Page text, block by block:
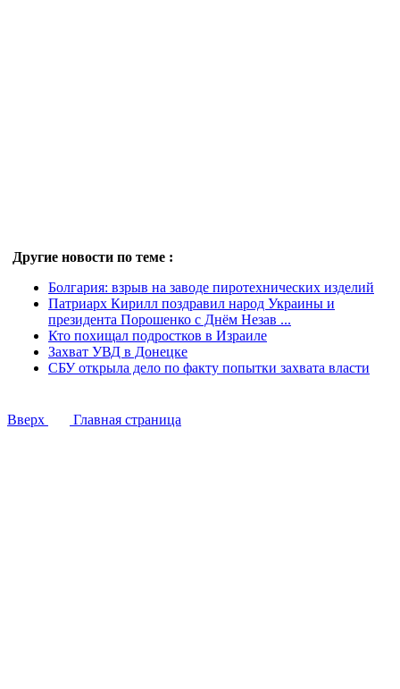
Другие новости по теме :
Болгария: взрыв на заводе пиротехнических изделий
Патриарх Кирилл поздравил народ Украины и
президента Порошенко с Днём Незав ...
Кто похищал подростков в Израиле
Захват УВД в Донецке
СБУ открыла дело по факту попытки захвата власти
Вверх Главная страница